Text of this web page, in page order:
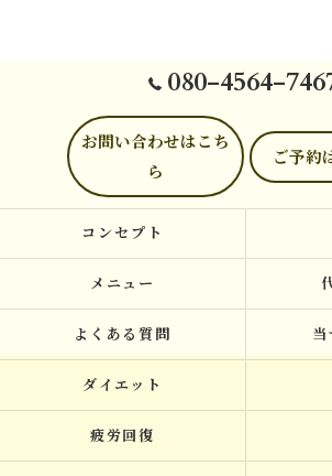
080-4564-
お問い合わせはこち
ら
ご予約
コンセプト
メニュー
よくある質問
ダイエット
疲労回復